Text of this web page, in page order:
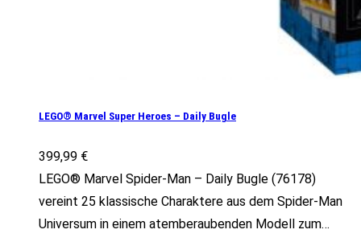
LEGO® Marvel Super Heroes – Daily Bugle
399,99 €
LEGO® Marvel Spider-Man – Daily Bugle (76178)
vereint 25 klassische Charaktere aus dem Spider-Man
Universum in einem atemberaubenden Modell zum…